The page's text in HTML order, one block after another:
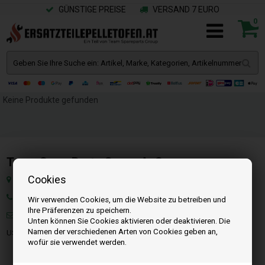
Cookies
Wir verwenden Cookies, um die Website zu betreiben und
Ihre Präferenzen zu speichern.
Unten können Sie Cookies aktivieren oder deaktivieren. Die
Namen der verschiedenen Arten von Cookies geben an,
wofür sie verwendet werden.
GÜNSTIGE PREISE VERSAND 7 EURO
0
Keine Produkte gefunden
Team SpareParts Group ApS
Klejsgaardvej 19A, Dk-7130 Juelsminde, Dänemark
Tel: +49 40 299 99274
Mail:info@ersatzteilepelletofen.at
USt-IdNr. : DK-35862803